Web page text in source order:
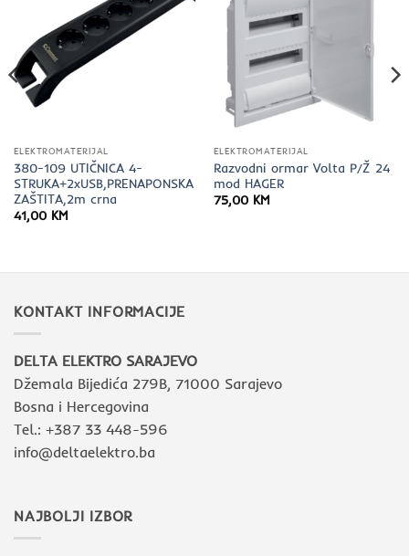
ELEKTROMATERIJAL
380-109 UTIČNICA 4-
STRUKA+2xUSB,PRENAPONSKA
ZAŠTITA,2m crna
41,00 KM
ELEKTROMATERIJAL
Razvodni ormar Volta P/Ž 24
mod HAGER
75,00 KM
KONTAKT INFORMACIJE
DELTA ELEKTRO SARAJEVO
Džemala Bijedića 279B, 71000 Sarajevo
Bosna i Hercegovina
Tel.: +387 33 448-596
info@deltaelektro.ba
NAJBOLJI IZBOR